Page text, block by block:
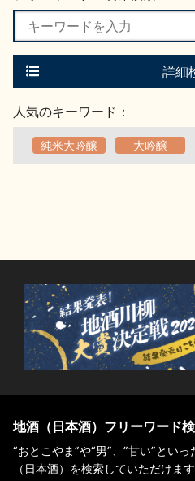
詳細
人気のキーワード：
純米大吟醸 大吟醸
地酒（日本酒）フリーワード
“おとこやま”や“男”、”甘い”とい
（日本酒）を検索していただけます